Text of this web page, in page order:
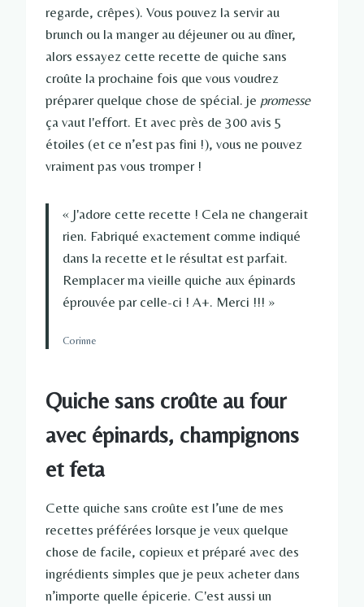
regarde, crêpes). Vous pouvez la servir au
brunch ou la manger au déjeuner ou au dîner,
alors essayez cette recette de quiche sans
croûte la prochaine fois que vous voudrez
préparer quelque chose de spécial. je promesse
ça vaut l'effort. Et avec près de 300 avis 5
étoiles (et ce n’est pas fini !), vous ne pouvez
vraiment pas vous tromper !
« J'adore cette recette ! Cela ne changerait
rien. Fabriqué exactement comme indiqué
dans la recette et le résultat est parfait.
Remplacer ma vieille quiche aux épinards
éprouvée par celle-ci ! A+. Merci !!! »
Corinne
Quiche sans croûte au four
avec épinards, champignons
et feta
Cette quiche sans croûte est l’une de mes
recettes préférées lorsque je veux quelque
chose de facile, copieux et préparé avec des
ingrédients simples que je peux acheter dans
n’importe quelle épicerie. C'est aussi un